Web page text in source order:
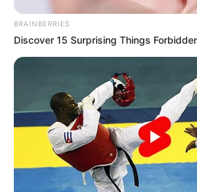
Le puede interesar:Tolima clasificó
Copa Águila; eliminó a Nacional
BRAINBERRIES
Discover 15 Surprising Things